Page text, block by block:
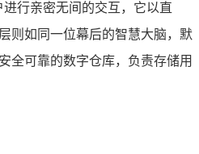
行亲密无间的交互，它以直
则如同一位幕后的智慧大脑，默
全可靠的数字仓库，负责存储用